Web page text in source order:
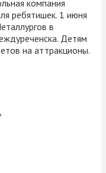
компания
ребятишек. 1 июня
в
Детям
на аттракционы.